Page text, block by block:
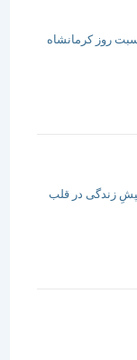
کرمانشاه
در قلب